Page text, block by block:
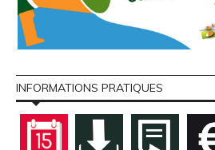
INFORMATIONS PRATIQUES